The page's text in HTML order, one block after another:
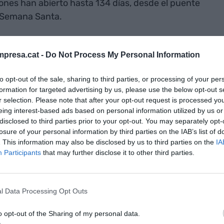
- Do Not Process My Personal Information
opt-out of the sale, sharing to third parties, or processing of your
for targeted advertising by us, please use the below opt-out
selection. Please note that after your opt-out request is processed
interest-based ads based on personal information utilized by us
to third parties prior to your opt-out. You may separately
of your personal information by third parties on the IAB’s list of
This information may also be disclosed by us to third parties on the
Participants that may further disclose it to other third parties.
Data Processing Opt Outs
opt-out of the Sharing of my personal data.
han abierto hasta 134 días, desde el puente
Santa.
el año pasado, lo que representa un
los temores iniciales por falta de nieve durante
que ha sido "una buena temporada donde
y que nos ha permitido llegar hasta el final
todas las estaciones".
más compleja, este año hemos recuperado la
a una buena propuesta en cuanto a las
Ruiz ha destacado que, a pesar de que
a la nieve, el reto es continuar transformando
de montaña que ofrezcan actividades los 365
que trabajan en el proyecto Pirineu 365 y